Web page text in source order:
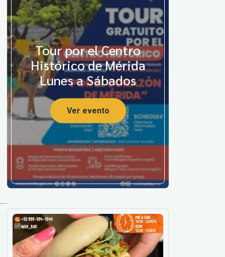
Tour por el Centro
Histórico de Mérida
Lunes a Sábados
Ver evento